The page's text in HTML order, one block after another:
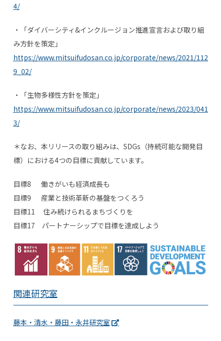
4/
・「ダイバーシティ&インクルージョン推進宣言および取り組
み方針を策定」
https://www.mitsuifudosan.co.jp/corporate/news/2021/112
9_02/
・「生物多様性方針を策定」
https://www.mitsuifudosan.co.jp/corporate/news/2023/041
3/
＊なお、本リリースの取り組みは、 SDGs （持続可能な開発目
標）における4つの目標に貢献しています。
目標8
働きがいも経済成長も
目標9
産業と技術革新の基盤をつくろう
目標11 住み続けられるまちづくりを
目標17 パートナーシップで目標を達成しよう
関連研究室
藤本・清水・藤田・永井研究室